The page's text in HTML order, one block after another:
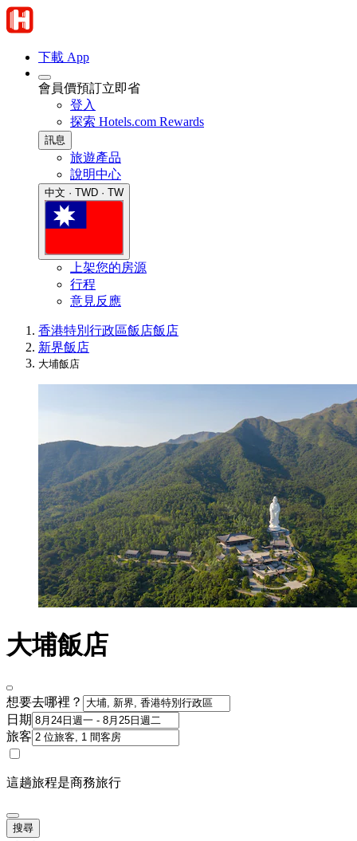
下載 App
會員價預訂立即省
登入
探索 Hotels.com Rewards
訊息
旅遊產品
說明中心
中文 · TWD · TW
上架您的房源
行程
意見反應
香港特別行政區飯店飯店
新界飯店
大埔飯店
大埔飯店
想要去哪裡？
日期
旅客
這趟旅程是商務旅行
搜尋